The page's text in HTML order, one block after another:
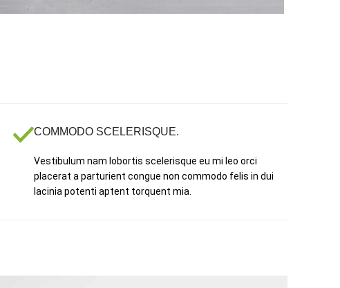
COMMODO SCELERISQUE.
Vestibulum nam lobortis scelerisque eu mi leo orci
placerat a parturient congue non commodo felis in dui
lacinia potenti aptent torquent mia.